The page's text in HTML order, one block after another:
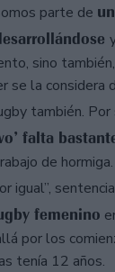
parte de
sino
se la considera
también.
falta
de
igual”, sentencia
femenino
por los
tenía 12 años.